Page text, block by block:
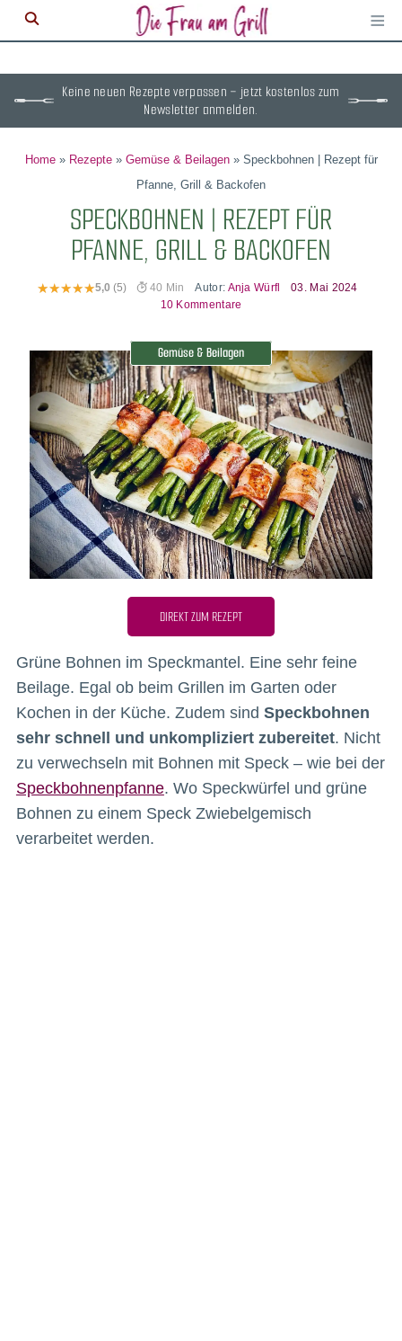
≡
Keine neuen Rezepte verpassen – jetzt kostenlos zum
Newsletter anmelden.
Home» Rezepte» Gemüse & Beilagen» Speckbohnen | Rezept für
Pfanne, Grill & Backofen
SPECKBOHNEN | REZEPT FÜR
PFANNE, GRILL & BACKOFEN
5,0 (5) 40 Min Autor: Anja Würfl
03. Mai 2024
10 Kommentare
Gemüse & Beilagen
DIREKT ZUM REZEPT
Grüne Bohnen im Speckmantel. Eine sehr feine
Beilage. Egal ob beim Grillen im Garten oder
Kochen in der Küche. Zudem sind Speckbohnen
sehr schnell und unkompliziert zubereitet. Nicht
zu verwechseln mit Bohnen mit Speck – wie bei der
Speckbohnenpfanne. Wo Speckwürfel und grüne
Bohnen zu einem Speck Zwiebelgemisch
verarbeitet werden.